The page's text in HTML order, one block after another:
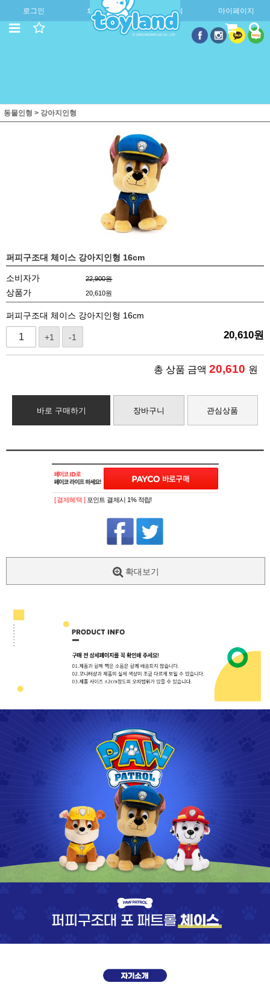
로그인 회원가입 주문조회 마이페이지
동물인형 > 강아지인형
퍼피구조대 체이스 강아지인형 16cm
소비자가 22,900원
상품가 20,610원
퍼피구조대 체이스 강아지인형 16cm
+1 -1 20,610원
총 상품 금액 20,610 원
바로 구매하기 장바구니 관심상품
PAYCO 바로
[ 결제혜택 ] 포인트 결제시 1% 적립!
확대보기